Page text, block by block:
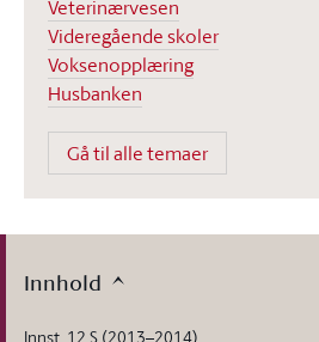
Veterinærvesen
Videregående skoler
Voksenopplæring
Husbanken
Gå til alle temaer
Innhold
Innst. 12 S (2013–2014)